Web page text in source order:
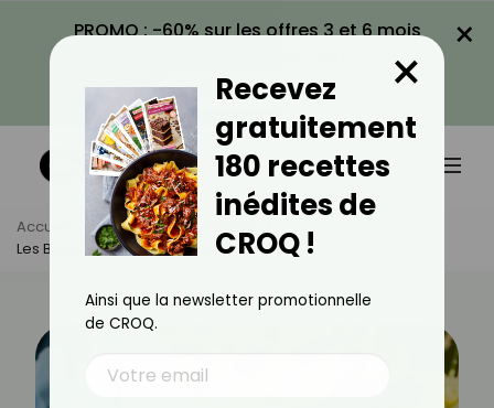
PROMO : -60% sur les offres 3 et 6 mois
VOIR LA PROMO
×
Accueil Actus
Alimentation
Les Bienfaits Du Raisin Blanc : Un Trésor De Santé
Recevez
gratuitement
180 recettes
inédites de
CROQ !
×
Ainsi que la newsletter promotionnelle
de CROQ.